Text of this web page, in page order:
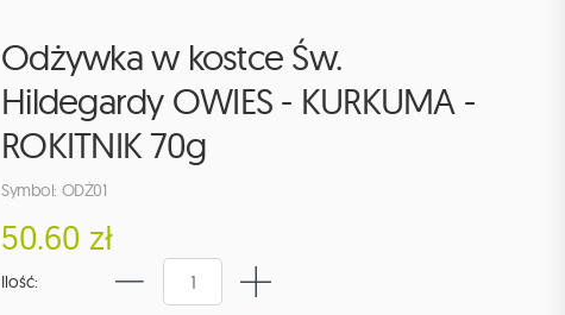
Odżywka w kostce Św.
Hildegardy OWIES - KURKUMA -
ROKITNIK 70g
Symbol: ODŻ01
50.60 zł
Ilość: